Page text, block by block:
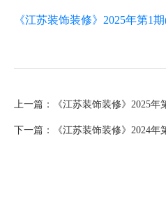
《江苏装饰装修》2025年第1
上一篇：《江苏装饰装修》2025年
下一篇：《江苏装饰装修》2024年